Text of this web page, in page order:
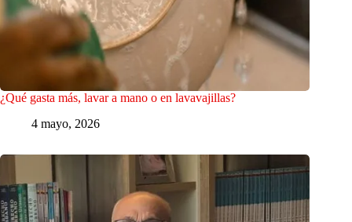
¿Qué gasta más, lavar a mano o en lavavajillas?
4 mayo, 2026